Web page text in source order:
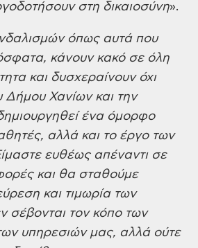
στη δικαιοσύνη».
όπως αυτά που
κάνουν κακό σε όλη
καιδυσχεραίνουν όχι
Δήμου Χανίων και την
ένα όμορφο
αλλά και το έργο των
ευθέως απέναντι σε
και θα σταθούμε
και τιμωρία των
σέβονται τον κόπο των
υπηρεσιών μας, αλλά ούτε